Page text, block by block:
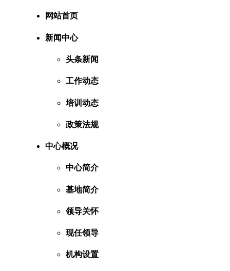
网站首页
新闻中心
头条新闻
工作动态
培训动态
政策法规
中心概况
中心简介
基地简介
领导关怀
现任领导
机构设置